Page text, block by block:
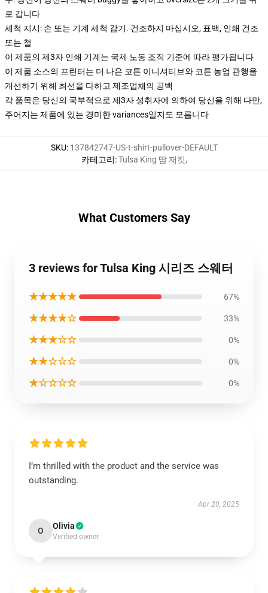
로 갑니다
세척 지시: 손 또는 기계 세척 감기. 건조하지 마십시오, 표백, 인쇄 건조
또는 철
이 제품의 제3자 인쇄 기계는 국제 노동 조직 기준에 따라 평가됩니다
이 제품 소스의 프린터는 더 나은 코튼 이니셔티브와 코튼 농업 관행을
개선하기 위해 최선을 다하고 제조업체의 공백
각 품목은 당신의 국부적으로 제3자 성취자에 의하여 당신을 위해 다만,
주어지는 제품에 있는 경미한 variances일지도 모릅니다
SKU: 137842747-US-t-shirt-pullover-DEFAULT
카테고리:Tulsa King 땀 재킷,
What Customers Say
3 reviews for Tulsa King 시리즈 스웨터
★★★★★ 67%
★★★★☆ 33%
★★★☆☆ 0%
★★☆☆☆ 0%
★☆☆☆☆ 0%
I’m thrilled with the product and the service was
outstanding.
Apr 20, 2025
O Olivia
Verified owner